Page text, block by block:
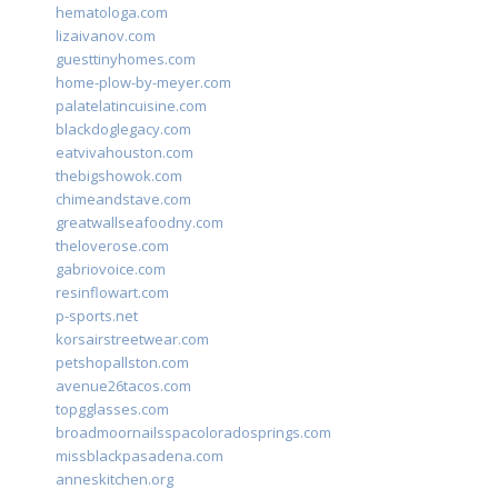
hematologa.com
lizaivanov.com
guesttinyhomes.com
home-plow-by-meyer.com
palatelatincuisine.com
blackdoglegacy.com
eatvivahouston.com
thebigshowok.com
chimeandstave.com
greatwallseafoodny.com
theloverose.com
gabriovoice.com
resinflowart.com
p-sports.net
korsairstreetwear.com
petshopallston.com
avenue26tacos.com
topgglasses.com
broadmoornailsspacoloradosprings.com
missblackpasadena.com
anneskitchen.org